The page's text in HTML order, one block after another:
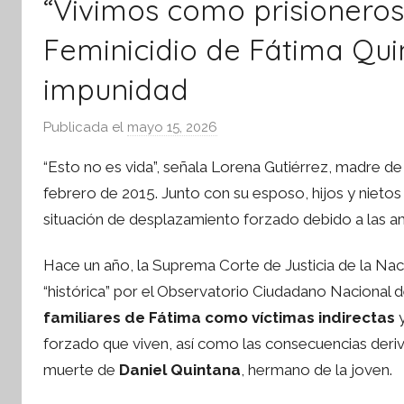
“Vivimos como
Feminicidio de Fátima
impunidad
Publicada el mayo 15, 2026
r
S
í
t
e
s
i
“Esto no es vida”, señala Lorena Gutiérrez, madre de
febrero de 2015. Junto con su esposo, hijos y
situación de desplazamiento forzado debido a las
Hace un año, la Suprema Corte de Justicia de la
“histórica” por el Observatorio Ciudadano Nacional
familiares de Fátima como víctimas indirectas
forzado que viven, así como las consecuencias
muerte de Daniel Quintana , hermano de la joven.